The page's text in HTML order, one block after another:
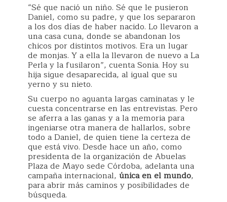
“Sé que nació un niño. Sé que le pusieron
Daniel, como su padre, y que los separaron
a los dos días de haber nacido. Lo llevaron a
una casa cuna, donde se abandonan los
chicos por distintos motivos. Era un lugar
de monjas. Y a ella la llevaron de nuevo a La
Perla y la fusilaron”, cuenta Sonia. Hoy su
hija sigue desaparecida, al igual que su
yerno y su nieto.
Su cuerpo no aguanta largas caminatas y le
cuesta concentrarse en las entrevistas. Pero
se aferra a las ganas y a la memoria para
ingeniarse otra manera de hallarlos, sobre
todo a Daniel, de quien tiene la certeza de
que está vivo. Desde hace un año, como
presidenta de la organización de Abuelas
Plaza de Mayo sede Córdoba, adelanta una
campaña internacional, única en el mundo,
para abrir más caminos y posibilidades de
búsqueda.